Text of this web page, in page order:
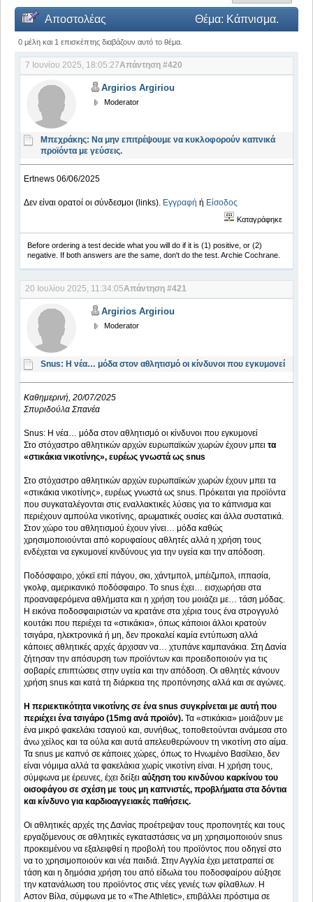
Αποστολέας
Θέμα: Κάπνισμα.
(Αναγνώστηκε 644866 φορές)
0 μέλη και 1 επισκέπτης διαβάζουν αυτό το θέμα.
7 Ιουνίου 2025, 18:05:27Απάντηση #420
Argirios Argiriou
Moderator
Μπεχράκης: Να μην επιτρέψουμε να κυκλοφορούν καπνικά
προϊόντα με γεύσεις.
Ertnews 06/06/2025
Δεν είναι ορατοί οι σύνδεσμοι (links). Εγγραφή ή Είσοδος
Καταγράφηκε
Before ordering a test decide what you will do if it is (1) positive, or (2)
negative. If both answers are the same, don't do the test. Archie Cochrane.
20 Ιουλίου 2025, 11:34:05Απάντηση #421
Argirios Argiriou
Moderator
Snus: Η νέα… μόδα στον αθλητισμό οι κίνδυνοι που εγκυμονεί
Καθημερινή, 20/07/2025
Σπυριδούλα Σπανέα
Snus: Η νέα… μόδα στον αθλητισμό οι κίνδυνοι που εγκυμονεί
Στο στόχαστρο αθλητικών αρχών ευρωπαϊκών χωρών έχουν μπειτα
«στικάκια νικοτίνης», ευρέως γνωστά ως snus
Στο στόχαστρο αθλητικών αρχών ευρωπαϊκών χωρών έχουν μπει τα
«στικάκια νικοτίνης», ευρέως γνωστά ως snus. Πρόκειται για προϊόντα
που συγκαταλέγονται στις εναλλακτικές λύσεις για το κάπνισμα και
περιέχουν αμπούλα νικοτίνης, αρωματικές ουσίες και άλλα συστατικά.
Στον χώρο του αθλητισμού έχουν γίνει… μόδα καθώς
χρησιμοποιούνται από κορυφαίους αθλητές αλλά η χρήση τους
ενδέχεται να εγκυμονεί κινδύνους για την υγεία και την απόδοση.
Ποδόσφαιρο, χόκεϊ επί πάγου, σκι, χάντμπολ, μπέιζμπολ, ιππασία,
γκολφ, αμερικανικό ποδόσφαιρο. Το snus έχει… εισχωρήσει στα
προαναφερόμενα αθλήματα και η χρήση του μοιάζει με… τάση μόδας.
Η εικόνα ποδοσφαιριστών να κρατάνε στα χέρια τους ένα στρογγυλό
κουτάκι που περιέχει τα «στικάκια», όπως κάποιοι άλλοι κρατούν
τσιγάρα, ηλεκτρονικά ή μη, δεν προκαλεί καμία εντύπωση αλλά
κάποιες αθλητικές αρχές άρχισαν να… χτυπάνε καμπανάκια. Στη Δανία
ζήτησαν την απόσυρση των προϊόντων και προειδοποιούν για τις
σοβαρές επιπτώσεις στην υγεία και την απόδοση. Οι αθλητές κάνουν
χρήση snus και κατά τη διάρκεια της προπόνησης αλλά και σε αγώνες.
Η περιεκτικότητα νικοτίνης σε ένα snus συγκρίνεται με αυτή που
περιέχει ένα τσιγάρο (15mg ανά προϊόν). Τα «στικάκια» μοιάζουν με
ένα μικρό φακελάκι τσαγιού και, συνήθως, τοποθετούνται ανάμεσα στο
άνω χείλος και τα ούλα και αυτά απελευθερώνουν τη νικοτίνη στο αίμα.
Τα snus με καπνό σε κάποιες χώρες, όπως το Ηνωμένο Βασίλειο, δεν
είναι νόμιμα αλλά τα φακελάκια χωρίς νικοτίνη είναι. Η χρήση τους,
σύμφωνα με έρευνες, έχει δείξειαύξηση του κινδύνου καρκίνου του
οισοφάγου σε σχέση με τους μη καπνιστές, προβλήματα στα δόντια
και κίνδυνο για καρδιοαγγειακές παθήσεις.
Οι αθλητικές αρχές της Δανίας προέτρεψαν τους προπονητές και τους
εργαζόμενους σε αθλητικές εγκαταστάσεις να μη χρησιμοποιούν snus
προκειμένου να εξαλειφθεί η προβολή του προϊόντος που οδηγεί στο
να το χρησιμοποιούν και νέα παιδιά. Στην Αγγλία έχει μετατραπεί σε
τάση και η δημόσια χρήση του από είδωλα του ποδοσφαίρου αύξησε
την κατανάλωση του προϊόντος στις νέες γενιές των φίλαθλων. Η
Αστον Βίλα, σύμφωνα με το «The Athletic», επιβάλλει πρόστιμα σε